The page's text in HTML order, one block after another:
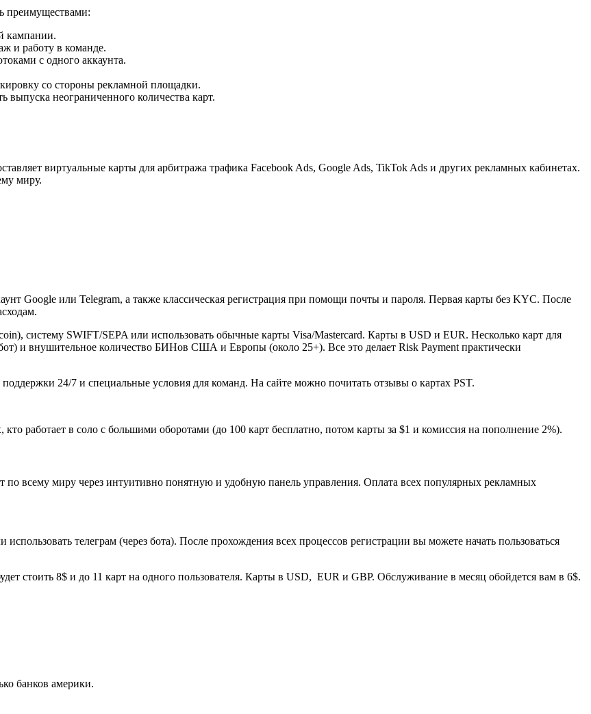
преимуществами:
кампании.
и работу в команде.
с одного аккаунта.
со стороны рекламной площадки.
неограниченного количества карт.
виртуальные карты для арбитража трафика Facebook Ads, Google Ads, TikTok Ads и других рекламных кабинетах.
миру.
Google или Telegram, а также классическая регистрация при помощи почты и пароля. Первая карты без KYC. После
систему SWIFT/SEPA или использовать обычные карты Visa/Mastercard. Карты в USD и EUR. Несколько карт для
и внушительное количество БИНов США и Европы (около 25+). Все это делает Risk Payment практически
24/7 и специальные условия для команд. На сайте можно почитать отзывы о картах PST.
работает в соло с большими оборотами (до 100 карт бесплатно, потом карты за $1 и комиссия на пополнение 2%).
по всему миру через интуитивно понятную и удобную панель управления. Оплата всех популярных рекламных
телеграм (через бота). После прохождения всех процессов регистрации вы можете начать пользоваться
стоить 8$ и до 11 карт на одного пользователя. Карты в USD, EUR и GBP. Обслуживание в месяц обойдется вам в 6$.
банков америки.